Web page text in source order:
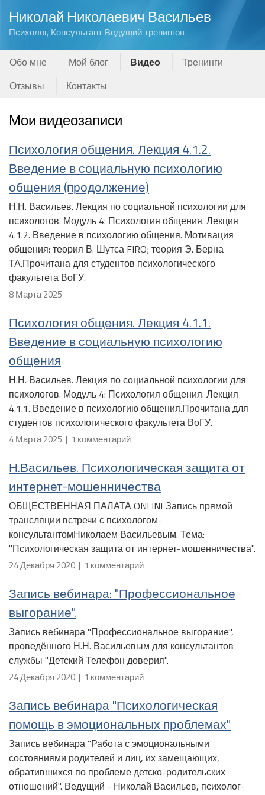
Николай Николаевич Васильев
Психолог, Консультант Ведущий тренингов
Обо мне Мой блог Видео
Тренинги
Отзывы
Контакты
Мои видеозаписи
Психология общения. Лекция 4.1.2.
Введение в социальную психологию
общения (продолжение)
Н.Н. Васильев. Лекция по социальной психологии для
психологов. Модуль 4: Психология общения. Лекция
4.1.2. Введение в психологию общения. Мотивация
общения: теория В. Шутса FIRO; теория Э. Берна
ТА.Прочитана для студентов психологического
факультета ВоГУ.
8 Марта 2025
Психология общения. Лекция 4.1.1.
Введение в социальную психологию
общения
Н.Н. Васильев. Лекция по социальной психологии для
психологов. Модуль 4: Психология общения. Лекция
4.1.1. Введение в психологию общения.Прочитана для
студентов психологического факультета ВоГУ.
4 Марта 2025 | 1 комментарий
Н.Васильев. Психологическая защита от
интернет-мошенничества
ОБЩЕСТВЕННАЯ ПАЛАТА ONLINEЗапись прямой
трансляции встречи с психологом-
консультантомНиколаем Васильевым. Тема:
"Психологическая защита от интернет-мошенничества".
24 Декабря 2020 | 1 комментарий
Запись вебинара: "Профессиональное
выгорание".
Запись вебинара "Профессиональное выгорание",
проведённого Н.Н. Васильевым для консультантов
службы "Детский Телефон доверия".
24 Декабря 2020 | 1 комментарий
Запись вебинара "Психологическая
помощь в эмоциональных проблемах"
Запись вебинара "Работа с эмоциональными
состояниями родителей и лиц, их замещающих,
обратившихся по проблеме детско-родительских
отношений". Ведущий - Николай Васильев, психолог-